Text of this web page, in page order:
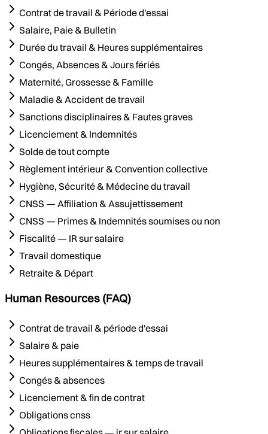
Contrat de travail & Période d'essai
Salaire, Paie & Bulletin
Durée du travail & Heures supplémentaires
Congés, Absences & Jours fériés
Maternité, Grossesse & Famille
Maladie & Accident de travail
Sanctions disciplinaires & Fautes graves
Licenciement & Indemnités
Solde de tout compte
Règlement intérieur & Convention collective
Hygiène, Sécurité & Médecine du travail
CNSS — Affiliation & Assujettissement
CNSS — Primes & Indemnités soumises ou non
Fiscalité — IR sur salaire
Travail domestique
Retraite & Départ
Human Resources (FAQ)
Contrat de travail & période d'essai
Salaire & paie
Heures supplémentaires & temps de travail
Congés & absences
Licenciement & fin de contrat
Obligations cnss